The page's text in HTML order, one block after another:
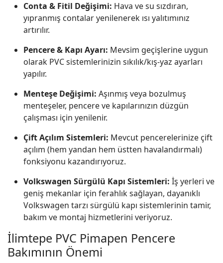
Conta & Fitil Değişimi: Hava ve su sızdıran,
yıpranmış contalar yenilenerek ısı yalıtımınız
artırılır.
Pencere & Kapı Ayarı: Mevsim geçişlerine uygun
olarak PVC sistemlerinizin sıkılık/kış-yaz ayarları
yapılır.
Menteşe Değişimi: Aşınmış veya bozulmuş
menteşeler, pencere ve kapılarınızın düzgün
çalışması için yenilenir.
Çift Açılım Sistemleri: Mevcut pencerelerinize çift
açılım (hem yandan hem üstten havalandırmalı)
fonksiyonu kazandırıyoruz.
Volkswagen Sürgülü Kapı Sistemleri: İş yerleri ve
geniş mekanlar için ferahlık sağlayan, dayanıklı
Volkswagen tarzı sürgülü kapı sistemlerinin tamir,
bakım ve montaj hizmetlerini veriyoruz.
İlimtepe PVC Pimapen Pencere
Bakımının Önemi